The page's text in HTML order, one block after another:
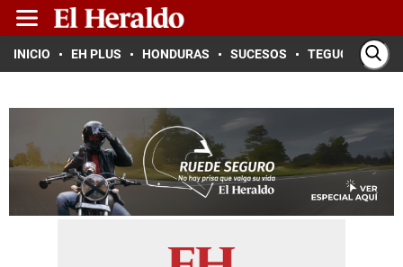
INICIO EH PLUS HONDURAS SUCESOS TEGUCIGALPA